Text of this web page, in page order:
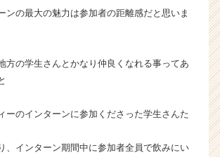
チ
成
か
ス
ンの最大の魅力は参加者の距離感だと思いま
方の学生さんとかなり仲良くなれる事ってあ
ーのインターンに参加くださった学生さんた
、インターン期間中に参加者全員で飲みにい